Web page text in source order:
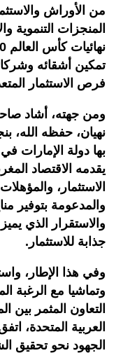
من الأوراش
المنجزات التنموية
تمكين أشقائه
فرص الاستثمار
ومن جهته، أشاد
نهيان، حفظه الله،
بها دولة الإمارات
يقدمه الاقتصاد
الاستثمار،
والمدعومة بتوفير
والاستقرار الذي
جذابة للاستثمار.
وفي هذا الإطار،
وتماشيا مع الرغبة
التعاون المثمر بين
العربية المتحدة،
الجهود نحو تحقيق